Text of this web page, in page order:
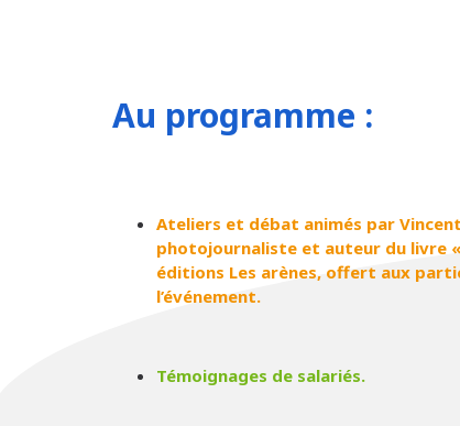
Au programme :
Ateliers et débat animés par Vincent
photojournaliste et auteur du livre
éditions Les arènes, offert aux
l’événement.
Témoignages de salariés.